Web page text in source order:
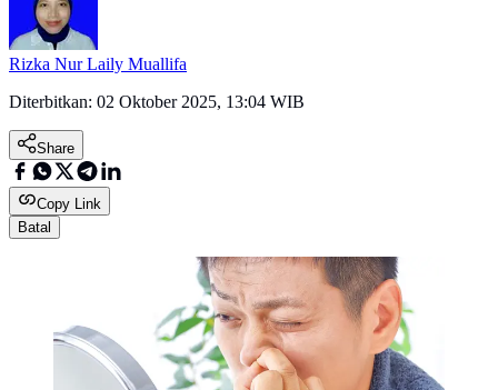
Rizka Nur Laily Muallifa
Diterbitkan: 02 Oktober 2025, 13:04 WIB
Share
Copy Link
Batal